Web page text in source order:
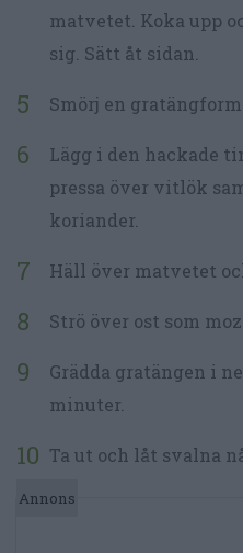
matvetet. Koka upp
sig. Sätt åt sidan.
Smörj en
Lägg i den hackade
pressa över vitlök
koriander.
Häll över matvetet
Strö över ost som
Grädda gratängen i
minuter.
Ta ut och låt svalna